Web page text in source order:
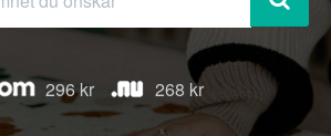
296 kr 268 kr